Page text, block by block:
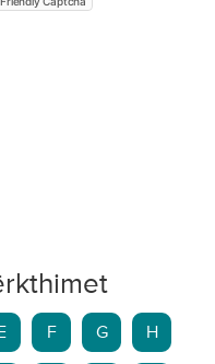
E F G H